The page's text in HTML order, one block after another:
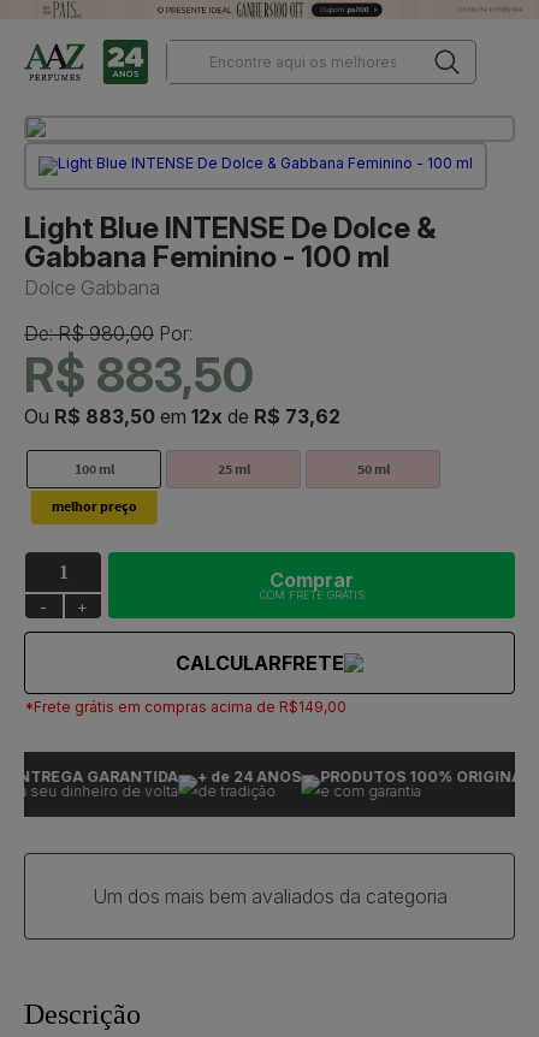
Light Blue INTENSE De Dolce &
Gabbana Feminino - 100 ml
Dolce Gabbana
De: R$ 980,00 Por:
R$ 883,50
Ou R$ 883,50 em 12x de R$ 73,62
100 ml 25 ml 50 ml
- +
Comprar
COM FRETE GRÁTIS
CALCULARFRETE
*Frete grátis em compras acima de R$149,00
GARANTIDA
seu dinheiro de volta
+ de 24 ANOS
de tradição
PRODUTOS 100% ORIGINAIS
e com garantia
Um dos mais bem avaliados da categoria
Descrição